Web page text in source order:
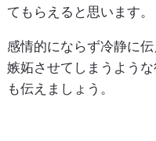
てもらえると思います。
感情的にならず冷静に
嫉妬させてしまうよう
も伝えましょう。